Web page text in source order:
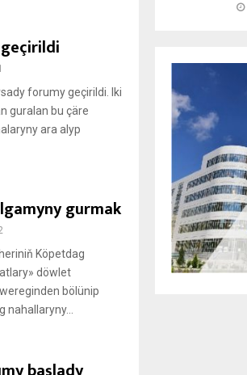
forumy geçirildi. Iki
guralan bu çäre
ara alyp
gurmak
Köpetdag
döwlet
bölünip